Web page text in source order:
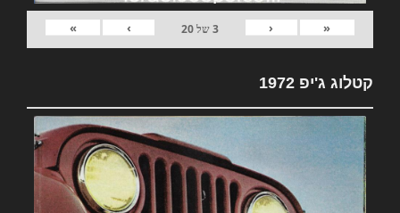
«
‹
3של20
›
»
קטלוג ג'יפ 1972